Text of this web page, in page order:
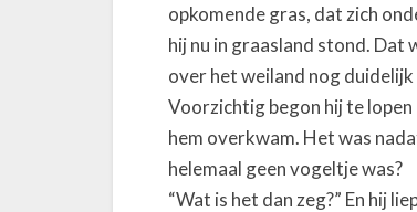
opkomende gras, dat zich
hij nu in graasland stond. Dat
over het weiland nog
Voorzichtig begon hij te
hem overkwam. Het was
helemaal geen vogeltje was?
“Wat is het dan zeg?” En hij